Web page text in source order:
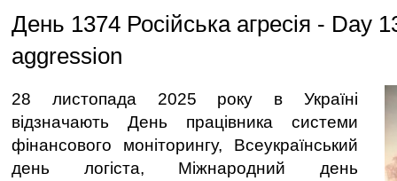
День 1374 Російська агресія - Day
aggression
28 листопада 2025 року в Україні
відзначають День працівника системи
фінансового моніторингу, Всеукраїнський
день логіста, Міжнародний день